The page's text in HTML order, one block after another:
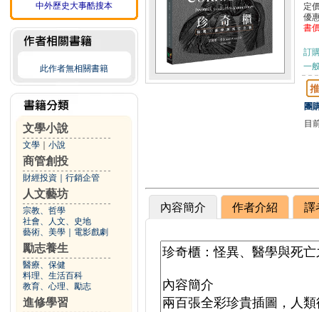
中外歷史大事酷搜本
此作者無相關書籍
文學小說
文學 小說
商管創投
財經投資 行銷企管
人文藝坊
宗教、哲學
社會、人文、史地
藝術、美學
電影戲劇
勵志養生
醫療、保健
料理、生活百科
教育、心理、勵志
進修學習
定
優
書
訂
一
團
目
內容簡介 作者介紹 譯